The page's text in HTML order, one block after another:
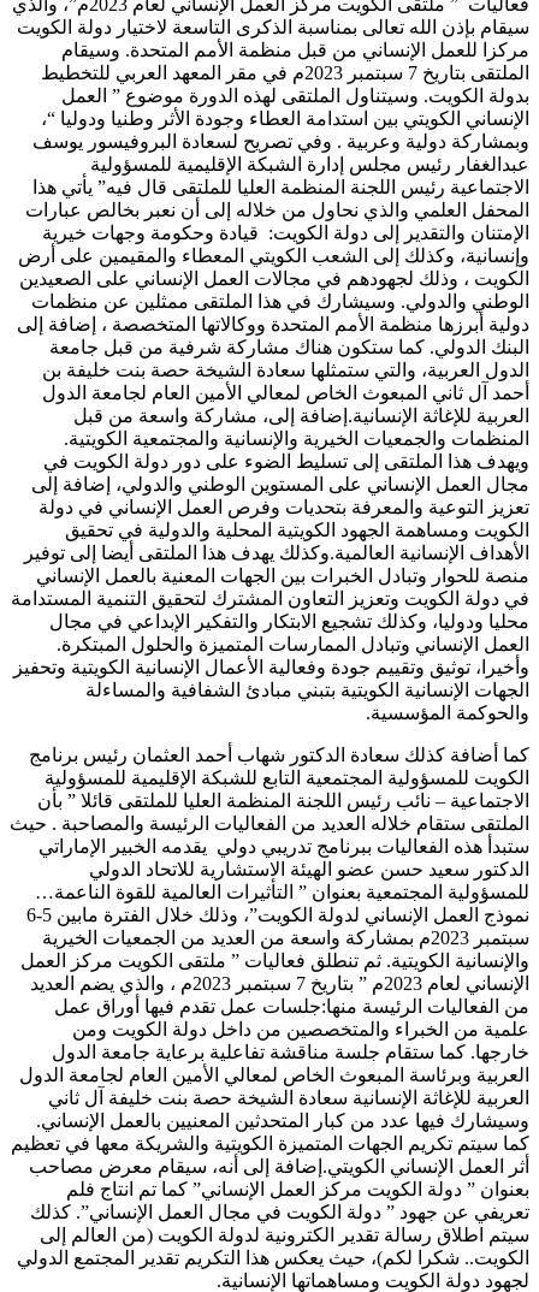
سيقام بإذن الله تعالى بمناسبة الذكرى التاسعة لاختيار دولة الكويت
مركزا للعمل الإنساني من قبل منظمة الأمم المتحدة. وسيقام
الملتقى بتاريخ 7 سبتمبر 2023م في مقر المعهد العربي للتخطيط
بدولة الكويت. وسيتناول الملتقى لهذه الدورة موضوع ” العمل
الإنساني الكويتي بين استدامة العطاء وجودة الأثر وطنيا ودوليا “،
وبمشاركة دولية وعربية . وفي تصريح لسعادة البروفيسور يوسف
عبدالغفار رئيس مجلس إدارة الشبكة الإقليمية للمسؤولية
الاجتماعية رئيس اللجنة المنظمة العليا للملتقى قال فيه” يأتي هذا
المحفل العلمي والذي نحاول من خلاله إلى أن نعبر بخالص عبارات
الإمتنان والتقدير إلى دولة الكويت: قيادة وحكومة وجهات خيرية
وإنسانية، وكذلك إلى الشعب الكويتي المعطاء والمقيمين على أرض
الكويت ، وذلك لجهودهم في مجالات العمل الإنساني على الصعيدين
الوطني والدولي. وسيشارك في هذا الملتقى ممثلين عن منظمات
دولية أبرزها منظمة الأمم المتحدة ووكالاتها المتخصصة ، إضافة إلى
البنك الدولي. كما ستكون هناك مشاركة شرفية من قبل جامعة
الدول العربية، والتي ستمثلها سعادة الشيخة حصة بنت خليفة بن
أحمد آل ثاني المبعوث الخاص لمعالي الأمين العام لجامعة الدول
العربية للإغاثة الإنسانية.إضافة إلى، مشاركة واسعة من قبل
المنظمات والجمعيات الخيرية والإنسانية والمجتمعية الكويتية.
ويهدف هذا الملتقى إلى تسليط الضوء على دور دولة الكويت في
مجال العمل الإنساني على المستوين الوطني والدولي، إضافة إلى
تعزيز التوعية والمعرفة بتحديات وفرص العمل الإنساني في دولة
الكويت ومساهمة الجهود الكويتية المحلية والدولية في تحقيق
الأهداف الإنسانية العالمية.وكذلك يهدف هذا الملتقى أيضا إلى توفير
منصة للحوار وتبادل الخبرات بين الجهات المعنية بالعمل الإنساني
في دولة الكويت وتعزيز التعاون المشترك لتحقيق التنمية المستدامة
محليا ودوليا، وكذلك تشجيع الابتكار والتفكير الإبداعي في مجال
العمل الإنساني وتبادل الممارسات المتميزة والحلول المبتكرة.
وأخيرا، توثيق وتقييم جودة وفعالية الأعمال الإنسانية الكويتية وتحفيز
الجهات الإنسانية الكويتية بتبني مبادئ الشفافية والمساءلة
والحوكمة المؤسسية.
كما أضافة كذلك سعادة الدكتور شهاب أحمد العثمان رئيس برنامج
الكويت للمسؤولية المجتمعية التابع للشبكة الإقليمية للمسؤولية
الاجتماعية – نائب رئيس اللجنة المنظمة العليا للملتقى قائلا ” بأن
الملتقى ستقام خلاله العديد من الفعاليات الرئيسة والمصاحبة . حيث
ستبدأ هذه الفعاليات ببرنامج تدريبي دولي يقدمه الخبير الإماراتي
الدكتور سعيد حسن عضو الهيئة الاستشارية للاتحاد الدولي
للمسؤولية المجتمعية بعنوان ” التأثيرات العالمية للقوة الناعمة…
نموذج العمل الإنساني لدولة الكويت”، وذلك خلال الفترة مابين 5-6
سبتمبر 2023م بمشاركة واسعة من العديد من الجمعيات الخيرية
والإنسانية الكويتية. ثم تنطلق فعاليات ” ملتقى الكويت مركز العمل
الإنساني لعام 2023م ” بتاريخ 7 سبتمبر 2023م ، والذي يضم العديد
من الفعاليات الرئيسة منها:جلسات عمل تقدم فيها أوراق عمل
علمية من الخبراء والمتخصصين من داخل دولة الكويت ومن
خارجها. كما ستقام جلسة مناقشة تفاعلية برعاية جامعة الدول
العربية وبرئاسة المبعوث الخاص لمعالي الأمين العام لجامعة الدول
العربية للإغاثة الإنسانية سعادة الشيخة حصة بنت خليفة آل ثاني
وسيشارك فيها عدد من كبار المتحدثين المعنيين بالعمل الإنساني.
كما سيتم تكريم الجهات المتميزة الكويتية والشريكة معها في تعظيم
أثر العمل الإنساني الكويتي.إضافة إلى أنه، سيقام معرض مصاحب
بعنوان ” دولة الكويت مركز العمل الإنساني” كما تم انتاج فلم
تعريفي عن جهود ” دولة الكويت في مجال العمل الإنساني”. كذلك
سيتم اطلاق رسالة تقدير الكترونية لدولة الكويت (من العالم إلى
الكويت.. شكرا لكم)، حيث يعكس هذا التكريم تقدير المجتمع الدولي
لجهود دولة الكويت ومساهماتها الإنسانية.